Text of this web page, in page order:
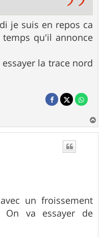
je suis en repos ca
qu'il annonce
la trace nord
a
un froissement
va essayer de